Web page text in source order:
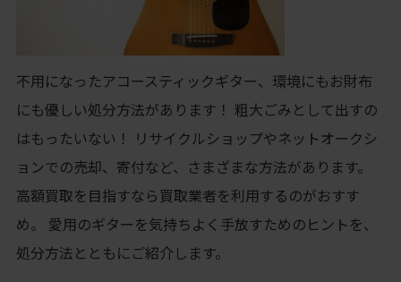
不用になったアコースティックギター、環境にもお財布
にも優しい処分方法があります！ 粗大ごみとして出すの
はもったいない！ リサイクルショップやネットオークシ
ョンでの売却、寄付など、さまざまな方法があります。
高額買取を目指すなら買取業者を利用するのがおすす
め。 愛用のギターを気持ちよく手放すためのヒントを、
処分方法とともにご紹介します。